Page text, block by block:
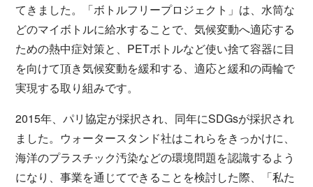
てきました。「ボトルフリープロジェクト」は、水筒な
どのマイボトルに給水することで、気候変動へ適応する
ための熱中症対策と、PETボトルなど使い捨て容器に目
を向けて頂き気候変動を緩和する、適応と緩和の両輪で
実現する取り組みです。
2015年、パリ協定が採択され、同年にSDGsが採択され
ました。ウォータースタンド社はこれらをきっかけに、
海洋のプラスチック汚染などの環境問題を認識するよう
になり、事業を通じてできることを検討した際、「私た